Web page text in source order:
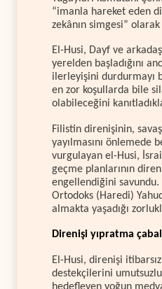
“imanla hareket eden
zekânın simgesi” olarak
El-Husi, Dayf ve
yerelden başladığını
ilerleyişini durdurmayı
en zor koşullarda bile
olabileceğini
Filistin direnişinin,
yayılmasını önlemede
vurgulayan el-Husi,
geçme planlarının
engellendiğini
Ortodoks (Haredi)
almakta yaşadığı
Direnişi yıpratma
El-Husi, direnişi
destekçilerini
hedefleyen yoğun